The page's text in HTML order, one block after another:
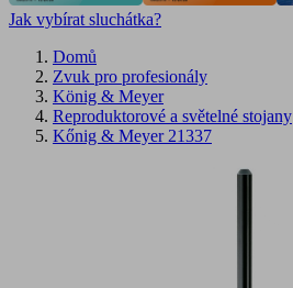
Jak vybírat sluchátka?
Domů
Zvuk pro profesionály
König & Meyer
Reproduktorové a světelné stojany
Kőnig & Meyer 21337